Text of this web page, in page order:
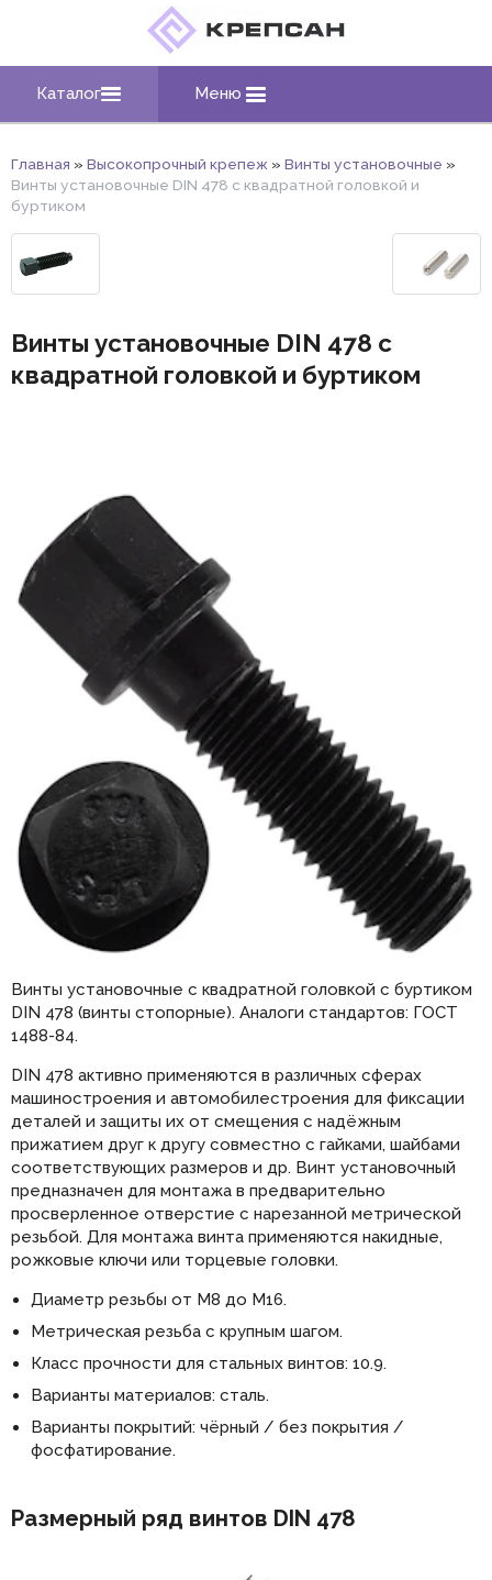
Каталог Меню
Главная » Высокопрочный крепеж » Винты установочные »
Винты установочные DIN 478 с квадратной головкой и
буртиком
Винты установочные DIN 478 с
квадратной головкой и буртиком
Винты установочные с квадратной головкой с буртиком
DIN 478 (винты стопорные). Аналоги стандартов: ГОСТ
1488-84.
DIN 478 активно применяются в различных сферах
машиностроения и автомобилестроения для фиксации
деталей и защиты их от смещения с надёжным
прижатием друг к другу совместно с гайками, шайбами
соответствующих размеров и др. Винт установочный
предназначен для монтажа в предварительно
просверленное отверстие с нарезанной метрической
резьбой. Для монтажа винта применяются накидные,
рожковые ключи или торцевые головки.
Диаметр резьбы от М8 до М16.
Метрическая резьба с крупным шагом.
Класс прочности для стальных винтов: 10.9.
Варианты материалов: сталь.
Варианты покрытий: чёрный / без покрытия /
фосфатирование.
Размерный ряд винтов DIN 478